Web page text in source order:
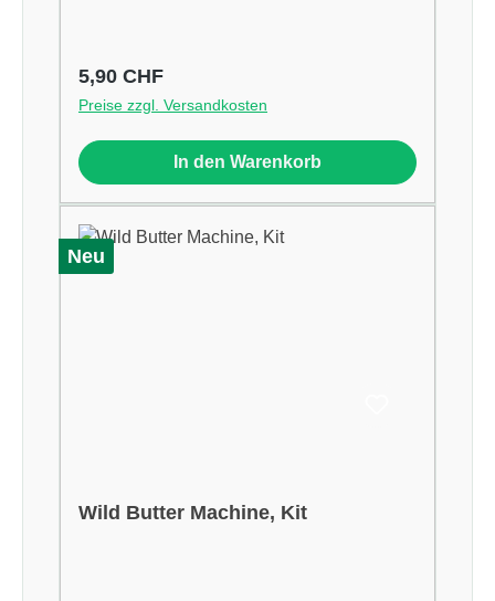
Regulärer Preis:
5,90 CHF
Preise zzgl. Versandkosten
In den Warenkorb
Neu
Wild Butter Machine, Kit